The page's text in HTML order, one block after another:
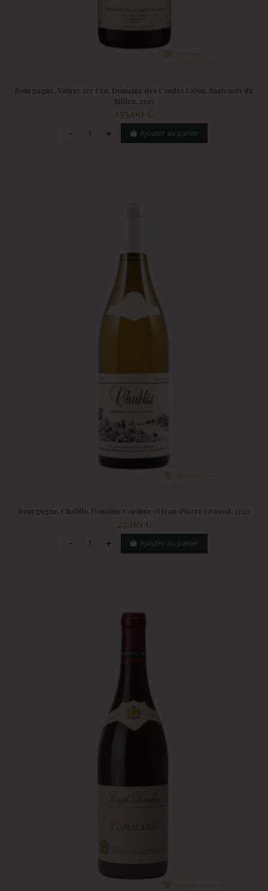
Bourgogne, Volnay 1er Cru, Domaine des Comtes Lafon, Santenots du
Milieu, 2017
155,00 €
Ajouter au panier
Bourgogne, Chablis, Domaine Corinne et Jean-Pierre Grossot, 2022
27,00 €
Ajouter au panier